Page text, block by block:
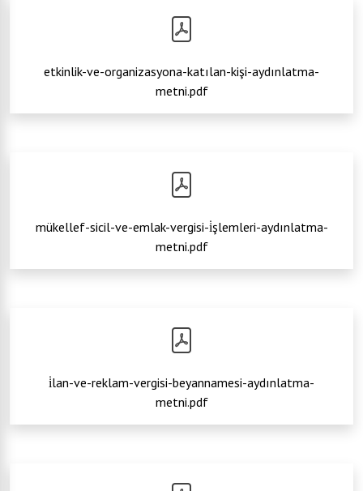
etkinlik-ve-organizasyona-katılan-kişi-aydınlatma-
metni.pdf
mükellef-sicil-ve-emlak-vergisi-i̇şlemleri-aydınlatma-
metni.pdf
i̇lan-ve-reklam-vergisi-beyannamesi-aydınlatma-
metni.pdf